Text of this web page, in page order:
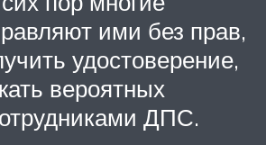
ими без прав,
удостоверение,
вероятных
ДПС.